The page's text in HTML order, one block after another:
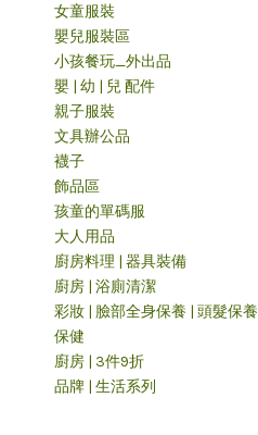
女童服裝
嬰兒服裝區
小孩餐玩_外出品
嬰 | 幼 | 兒 配件
親子服裝
文具辦公品
襪子
飾品區
孩童的單碼服
大人用品
廚房料理 | 器具裝備
廚房 | 浴廁清潔
彩妝 | 臉部全身保養 | 頭髮保養
保健
廚房 | 3件9折
品牌 | 生活系列